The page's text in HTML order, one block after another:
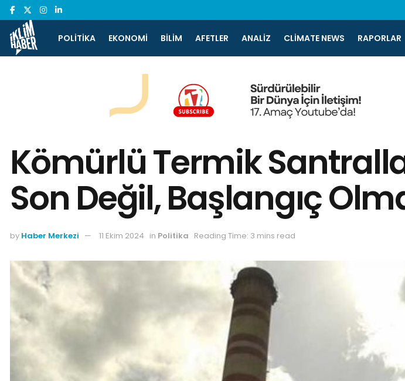
POLITIKA EKONOMI BILIM AFETLER ANALIZ CLIMATE NEWS RAPORLAR
Kömürlü Termik
Son Değil, Başlangıç
by Haber Merkezi 11 Ekim 2024 in Politika Reading Time: 3 mins read